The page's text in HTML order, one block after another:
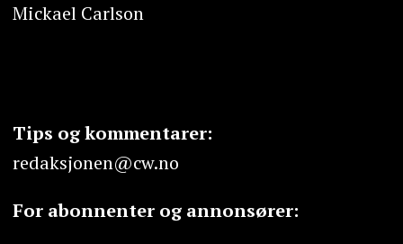
Mickael Carlson
Tips og kommentarer:
redaksjonen@cw.no
For abonnenter og annonsører: